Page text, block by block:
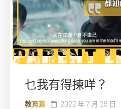
乜我有得揀咩？
教育篇 2022 年 7 月 25 日